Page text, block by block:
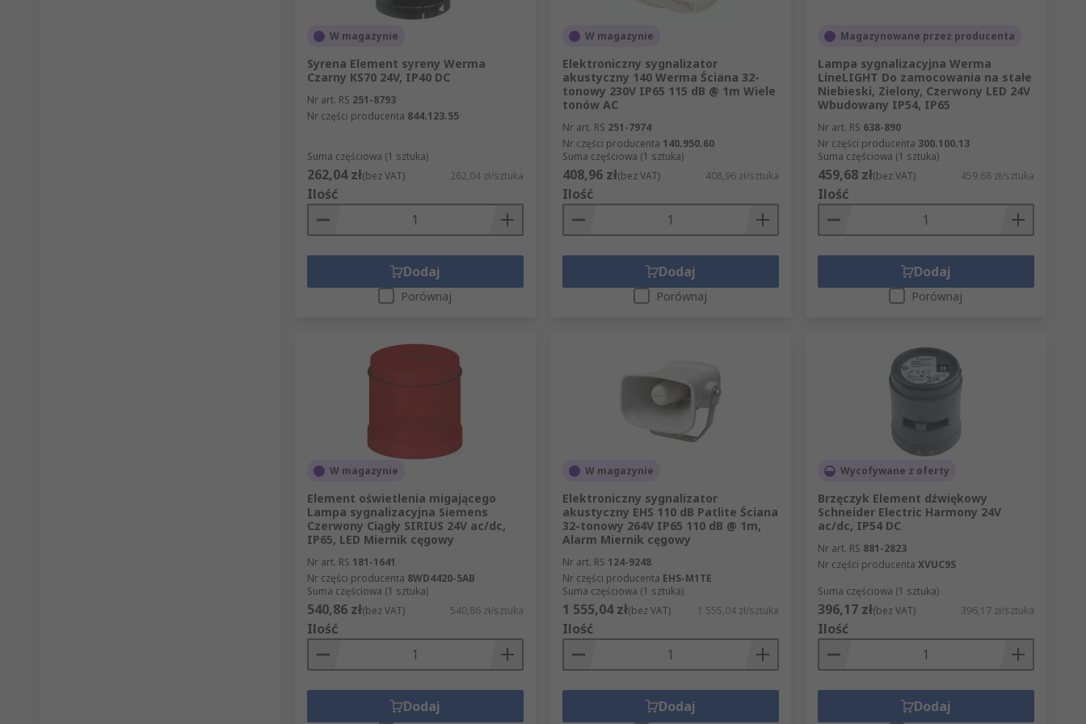
W magazynie
Syrena Element syreny Werma
Czarny KS70 24V, IP40 DC
Nr art. RS 251-8793
Nr części producenta 844.123.55
Suma częściowa (1 sztuka)
262,04 zł(bez VAT) 262,04 zł/sztuka
Ilość
Dodaj
Porównaj
W magazynie
Elektroniczny sygnalizator
akustyczny 140 Werma Ściana 32-
tonowy 230V IP65 115 dB @ 1m Wiele
tonów AC
Nr art. RS 251-7974
Nr części producenta 140.950.60
Suma częściowa (1 sztuka)
408,96 zł(bez VAT) 408,96 zł/sztuka
Ilość
Dodaj
Porównaj
Magazynowane przez producenta
Lampa sygnalizacyjna Werma
LineLIGHT Do zamocowania na stałe
Niebieski, Zielony, Czerwony LED 24V
Wbudowany IP54, IP65
Nr art. RS 638-890
Nr części producenta 300.100.13
Suma częściowa (1 sztuka)
459,68 zł(bez VAT) 459,68 zł/sztuka
Ilość
Dodaj
Porównaj
W magazynie
Element oświetlenia migającego
Lampa sygnalizacyjna Siemens
Czerwony Ciągły SIRIUS 24V ac/dc,
IP65, LED Miernik cęgowy
Nr art. RS 181-1641
Nr części producenta 8WD4420-5AB
Suma częściowa (1 sztuka)
540,86 zł(bez VAT) 540,86 zł/sztuka
Ilość
Dodaj
W magazynie
Elektroniczny sygnalizator
akustyczny EHS 110 dB Patlite Ściana
32-tonowy 264V IP65 110 dB @ 1m,
Alarm Miernik cęgowy
Nr art. RS 124-9248
Nr części producenta EHS-M1TE
Suma częściowa (1 sztuka)
1 555,04 zł(bez VAT) 1 555,04 zł/sztuka
Ilość
Dodaj
Wycofywane z oferty
Brzęczyk Element dźwiękowy
Schneider Electric Harmony 24V
ac/dc, IP54 DC
Nr art. RS 881-2823
Nr części producenta XVUC9S
Suma częściowa (1 sztuka)
396,17 zł(bez VAT) 396,17 zł/sztuka
Ilość
Dodaj